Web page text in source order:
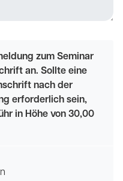
zum Seminar
an. Sollte eine
nach der
erforderlich sein,
in Höhe von 30,00